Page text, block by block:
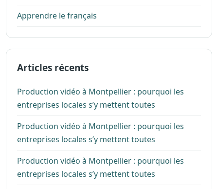
Apprendre le français
Articles récents
Production vidéo à Montpellier : pourquoi les
entreprises locales s’y mettent toutes
Production vidéo à Montpellier : pourquoi les
entreprises locales s’y mettent toutes
Production vidéo à Montpellier : pourquoi les
entreprises locales s’y mettent toutes